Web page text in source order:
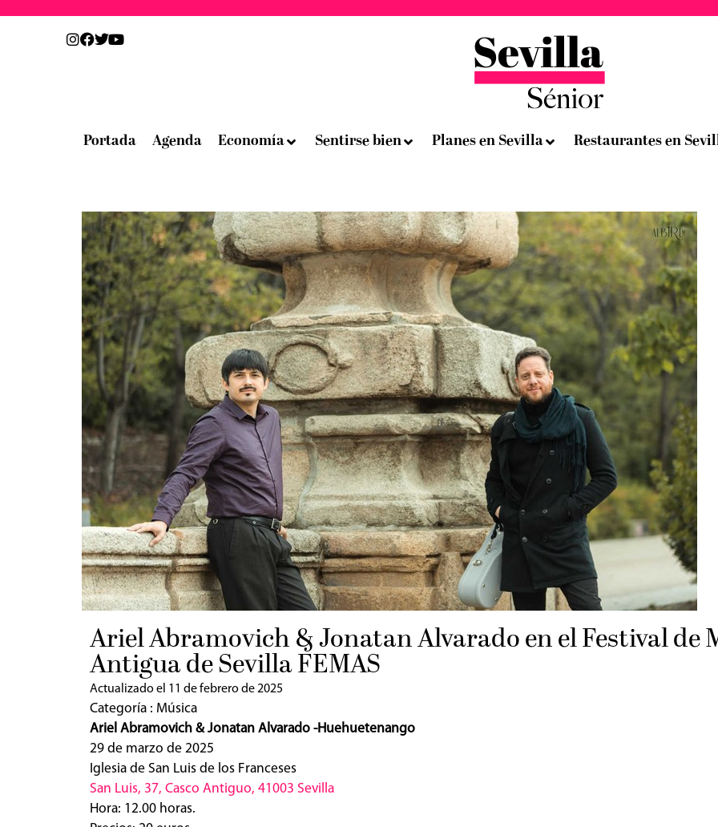
Portada Agenda Economía Sentirse bien Planes en Sevilla Restaurantes en
Ariel Abramovich & Jonatan Alvarado en el Festival de
Antigua de Sevilla FEMAS
Actualizado el 11 de febrero de 2025
Categoría : Música
Ariel Abramovich & Jonatan Alvarado -Huehuetenango
29 de marzo de 2025
Iglesia de San Luis de los Franceses
San Luis, 37, Casco Antiguo, 41003 Sevilla
Hora: 12.00 horas.